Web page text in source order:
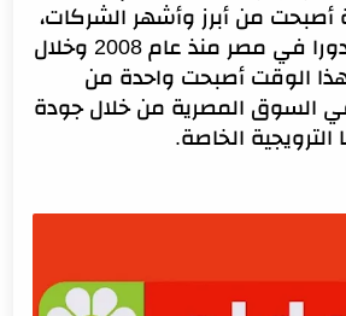
أصبحت من أبرز وأشهر الشركات،
وأنشئت مصانع الدورا في مصر منذ عام 2008 وخلال
الوقت أصبحت واحدة من
في السوق المصرية من خلال جودة
الخاصة.